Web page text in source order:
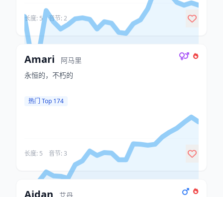
长度: 5 音节: 2
Amari
阿马里
永恒的，不朽的
热门 Top 174
长度: 5 音节: 3
Aidan